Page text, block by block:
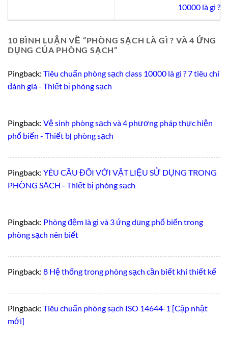
10000 là gì ?
10 BÌNH LUẬN VỀ “PHÒNG SẠCH LÀ GÌ ? VÀ 4 ỨNG
DỤNG CỦA PHÒNG SẠCH”
Pingback: Tiêu chuẩn phòng sạch class 10000 là gì ? 7 tiêu chí
đánh giá - Thiết bị phòng sạch
Pingback: Vệ sinh phòng sạch và 4 phương pháp thực hiện
phổ biến - Thiết bị phòng sạch
Pingback: YÊU CẦU ĐỐI VỚI VẬT LIỆU SỬ DỤNG TRONG
PHÒNG SẠCH - Thiết bị phòng sạch
Pingback: Phòng đệm là gì và 3 ứng dụng phổ biến trong
phòng sạch nên biết
Pingback: 8 Hệ thống trong phòng sạch cần biết khi thiết kế
Pingback: Tiêu chuẩn phòng sạch ISO 14644-1 [Cập nhật
mới]